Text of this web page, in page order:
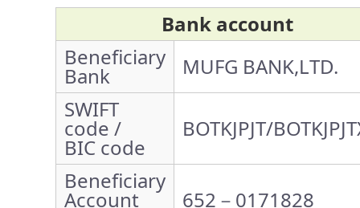
Bank account
Beneficiary
Bank
MUFG BANK,LTD.
SWIFT
code /
BIC code
BOTKJPJT/
Beneficiary
Account
652－0171828